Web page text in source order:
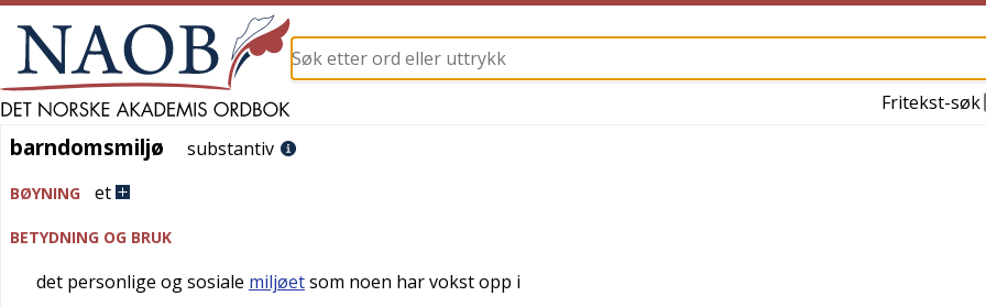
Fritekst-søk
barndomsmiljø
barndomsmiljø substantiv
BØYNING et
BETYDNING OG BRUK
det personlige og sosiale miljøetsom noen har vokst opp i